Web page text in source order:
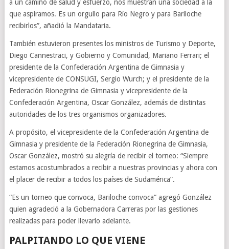
a un camino de salud y esfuerzo, nos muestran una sociedad a la
que aspiramos. Es un orgullo para Río Negro y para Bariloche
recibirlos”, añadió la Mandataria.
También estuvieron presentes los ministros de Turismo y Deporte,
Diego Cannestraci, y Gobierno y Comunidad, Mariano Ferrari; el
presidente de la Confederación Argentina de Gimnasia y
vicepresidente de CONSUGI, Sergio Wurch; y el presidente de la
Federación Rionegrina de Gimnasia y vicepresidente de la
Confederación Argentina, Oscar González, además de distintas
autoridades de los tres organismos organizadores.
A propósito, el vicepresidente de la Confederación Argentina de
Gimnasia y presidente de la Federación Rionegrina de Gimnasia,
Oscar González, mostró su alegría de recibir el torneo: “Siempre
estamos acostumbrados a recibir a nuestras provincias y ahora con
el placer de recibir a todos los países de Sudamérica”.
“Es un torneo que convoca, Bariloche convoca” agregó González
quien agradeció a la Gobernadora Carreras por las gestiones
realizadas para poder llevarlo adelante.
PALPITANDO LO QUE VIENE